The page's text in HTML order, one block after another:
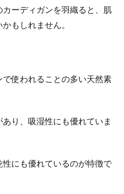
活躍する定番アイテム、コート！その善
は使われている生地・素材によって決ま
...
で解決！スカートに合うコート
ギンスに合わせておしゃれに着こなす
ーディガンを羽織ると、肌
もしれません。
使われることの多い天然素
り、吸湿性にも優れていま
にも優れているのが特徴で